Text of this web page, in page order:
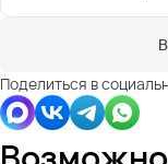
Поделиться в